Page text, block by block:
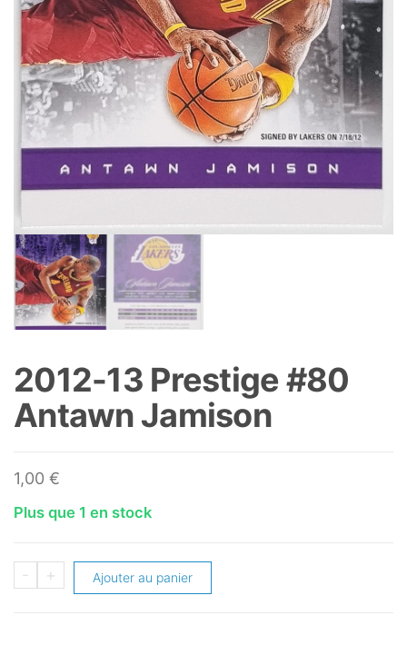
2012-13 Prestige #80
Antawn Jamison
1,00 €
Plus que 1 en stock
-
quantité
+ Ajouter au panier